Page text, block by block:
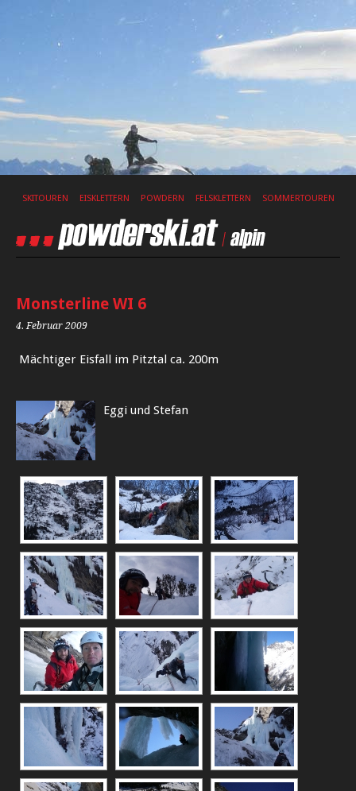
SKITOUREN EISKLETTERN POWDERN FELSKLETTERN SOMMERTOUREN
Monsterline WI 6
4. Februar 2009
Mächtiger Eisfall im Pitztal ca. 200m
Eggi und Stefan